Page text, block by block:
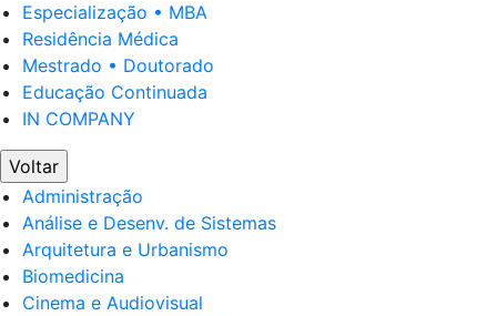
Especialização • MBA
Residência Médica
Mestrado • Doutorado
Educação Continuada
IN COMPANY
Voltar
Administração
Análise e Desenv. de Sistemas
Arquitetura e Urbanismo
Biomedicina
Cinema e Audiovisual